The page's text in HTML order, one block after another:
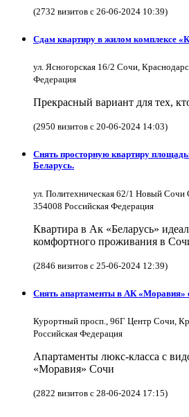
(2732 визитов с 26-06-2024 10:39)
Сдам квартиру в жилом комплексе
ул. Ясногорская 16/2 Сочи,
Федерация
Прекрасный вариант для тех,
(2950 визитов с 20-06-2024 14:03)
Снять просторную квартиру
Беларусь.
ул. Политехническая 62/1 Новый Сочи
354008 Российская Федерация
Квартира в Ак «Беларусь»
комфортного проживания в
(2846 визитов с 25-06-2024 12:39)
Снять апартаменты в АК «Моравия»
Курортный просп., 96Г Центр Сочи,
Российская Федерация
Апартаменты люкс-класса с
«Моравия» Сочи
(2822 визитов с 28-06-2024 17:15)